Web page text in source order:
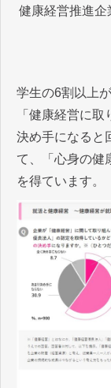
健康経営推進企
学生の6割以上が
「健康経営に
決め手になると
て、「心身の健
を得ています。